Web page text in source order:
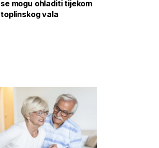
se mogu ohladiti tijekom
toplinskog vala